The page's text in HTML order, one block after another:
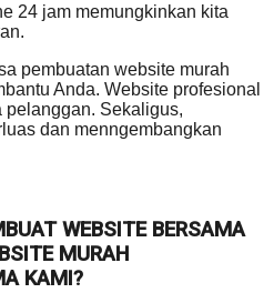
24 jam memungkinkan kita
pembuatan website murah
Anda. Website profesional
pelanggan. Sekaligus,
dan menngembangkan
WEBSITE BERSAMA
MURAH
KAMI?